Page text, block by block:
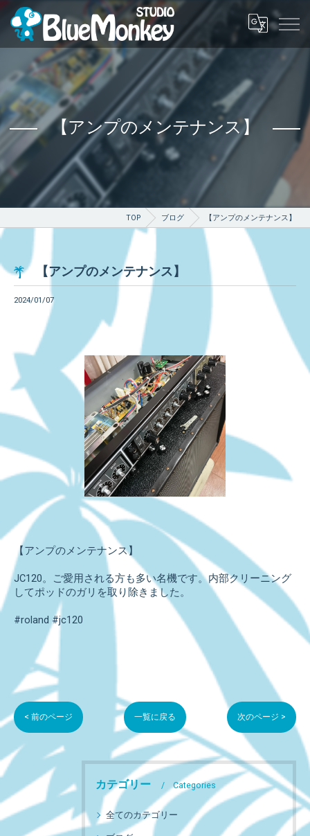
【アンプのメンテナンス】
TOP ブログ 【アンプのメンテナンス】
【アンプのメンテナンス】
2024/01/07
【アンプのメンテナンス】
JC120。ご愛用される方も多い名機です。内部クリーニング
してポッドのガリを取り除きました。
#roland #jc120
< 前のページ 一覧に戻る 次のページ >
カテゴリー Categories
全てのカテゴリー